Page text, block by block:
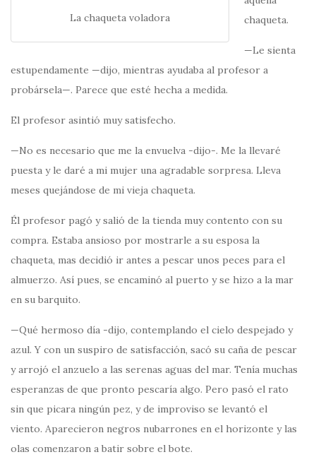
La chaqueta voladora
chaqueta.
—Le sienta
estupendamente —dijo, mientras ayudaba al profesor a
probársela—. Parece que esté hecha a medida.
El profesor asintió muy satisfecho.
—No es necesario que me la envuelva -dijo-. Me la llevaré
puesta y le daré a mi mujer una agradable sorpresa. Lleva
meses quejándose de mi vieja chaqueta.
Él profesor pagó y salió de la tienda muy contento con su
compra. Estaba ansioso por mostrarle a su esposa la
chaqueta, mas decidió ir antes a pescar unos peces para el
almuerzo. Así pues, se encaminó al puerto y se hizo a la mar
en su barquito.
—Qué hermoso día -dijo, contemplando el cielo despejado y
azul. Y con un suspiro de satisfacción, sacó su caña de pescar
y arrojó el anzuelo a las serenas aguas del mar. Tenía muchas
esperanzas de que pronto pescaría algo. Pero pasó el rato
sin que picara ningún pez, y de improviso se levantó el
viento. Aparecieron negros nubarrones en el horizonte y las
olas comenzaron a batir sobre el bote.